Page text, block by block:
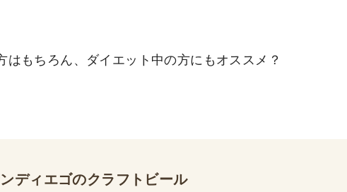
はもちろん、ダイエット中の方にもオススメ？
ディエゴのクラフトビール